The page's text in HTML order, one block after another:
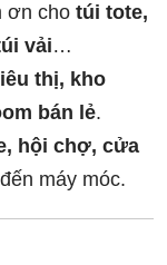
ơn cho túi tote,
vải…
thị, kho
bán lẻ.
hội chợ, cửa
máy móc.